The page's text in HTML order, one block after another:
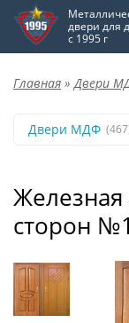
двери для
с 1995 г
Главная » Двери
Двери МДФ
сторон